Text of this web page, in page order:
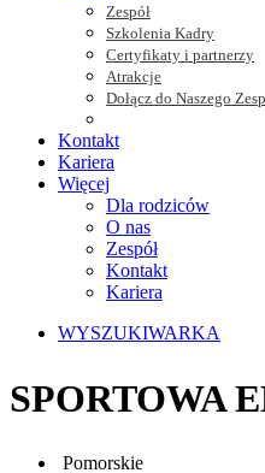
Zespół
Szkolenia Kadry
Certyfikaty i partnerzy
Atrakcje
Dołącz do Naszego
Kontakt
Kariera
Więcej
Dla rodziców
O nas
Zespół
Kontakt
Kariera
WYSZUKIWARKA
SPORTOWA
Pomorskie